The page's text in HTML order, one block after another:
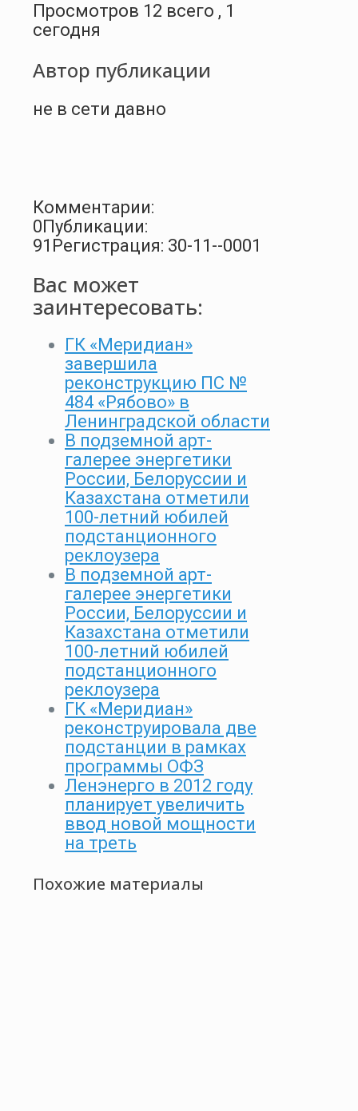
Просмотров 12 всего , 1
сегодня
Автор публикации
не в сети давно
Комментарии:
0 Публикации:
91 Регистрация: 30-11--0001
Вас может
заинтересовать:
ГК «Меридиан»
завершила
реконструкцию ПС №
484 «Рябово» в
Ленинградской области
В подземной арт-
галерее энергетики
России, Белоруссии и
Казахстана отметили
100-летний юбилей
подстанционного
реклоузера
В подземной арт-
галерее энергетики
России, Белоруссии и
Казахстана отметили
100-летний юбилей
подстанционного
реклоузера
ГК «Меридиан»
реконструировала две
подстанции в рамках
программы ОФЗ
Ленэнерго в 2012 году
планирует увеличить
ввод новой мощности
на треть
Похожие материалы